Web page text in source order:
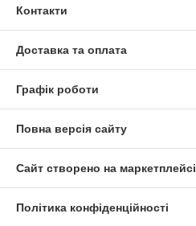
Контакти
Доставка та оплата
Графік роботи
Повна версія сайту
Сайт створено на маркетплейсі
Політика конфіденційності